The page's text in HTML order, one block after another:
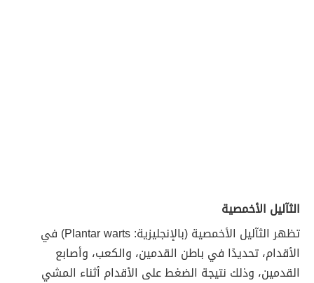
الثآليل الأخمصية
تظهر الثآليل الأخمصية (بالإنجليزية: Plantar warts) في
الأقدام، تحديدًا في باطن القدمين، والكعب، وأصابع
القدمين، وذلك نتيجة الضغط على الأقدام أثناء المشي